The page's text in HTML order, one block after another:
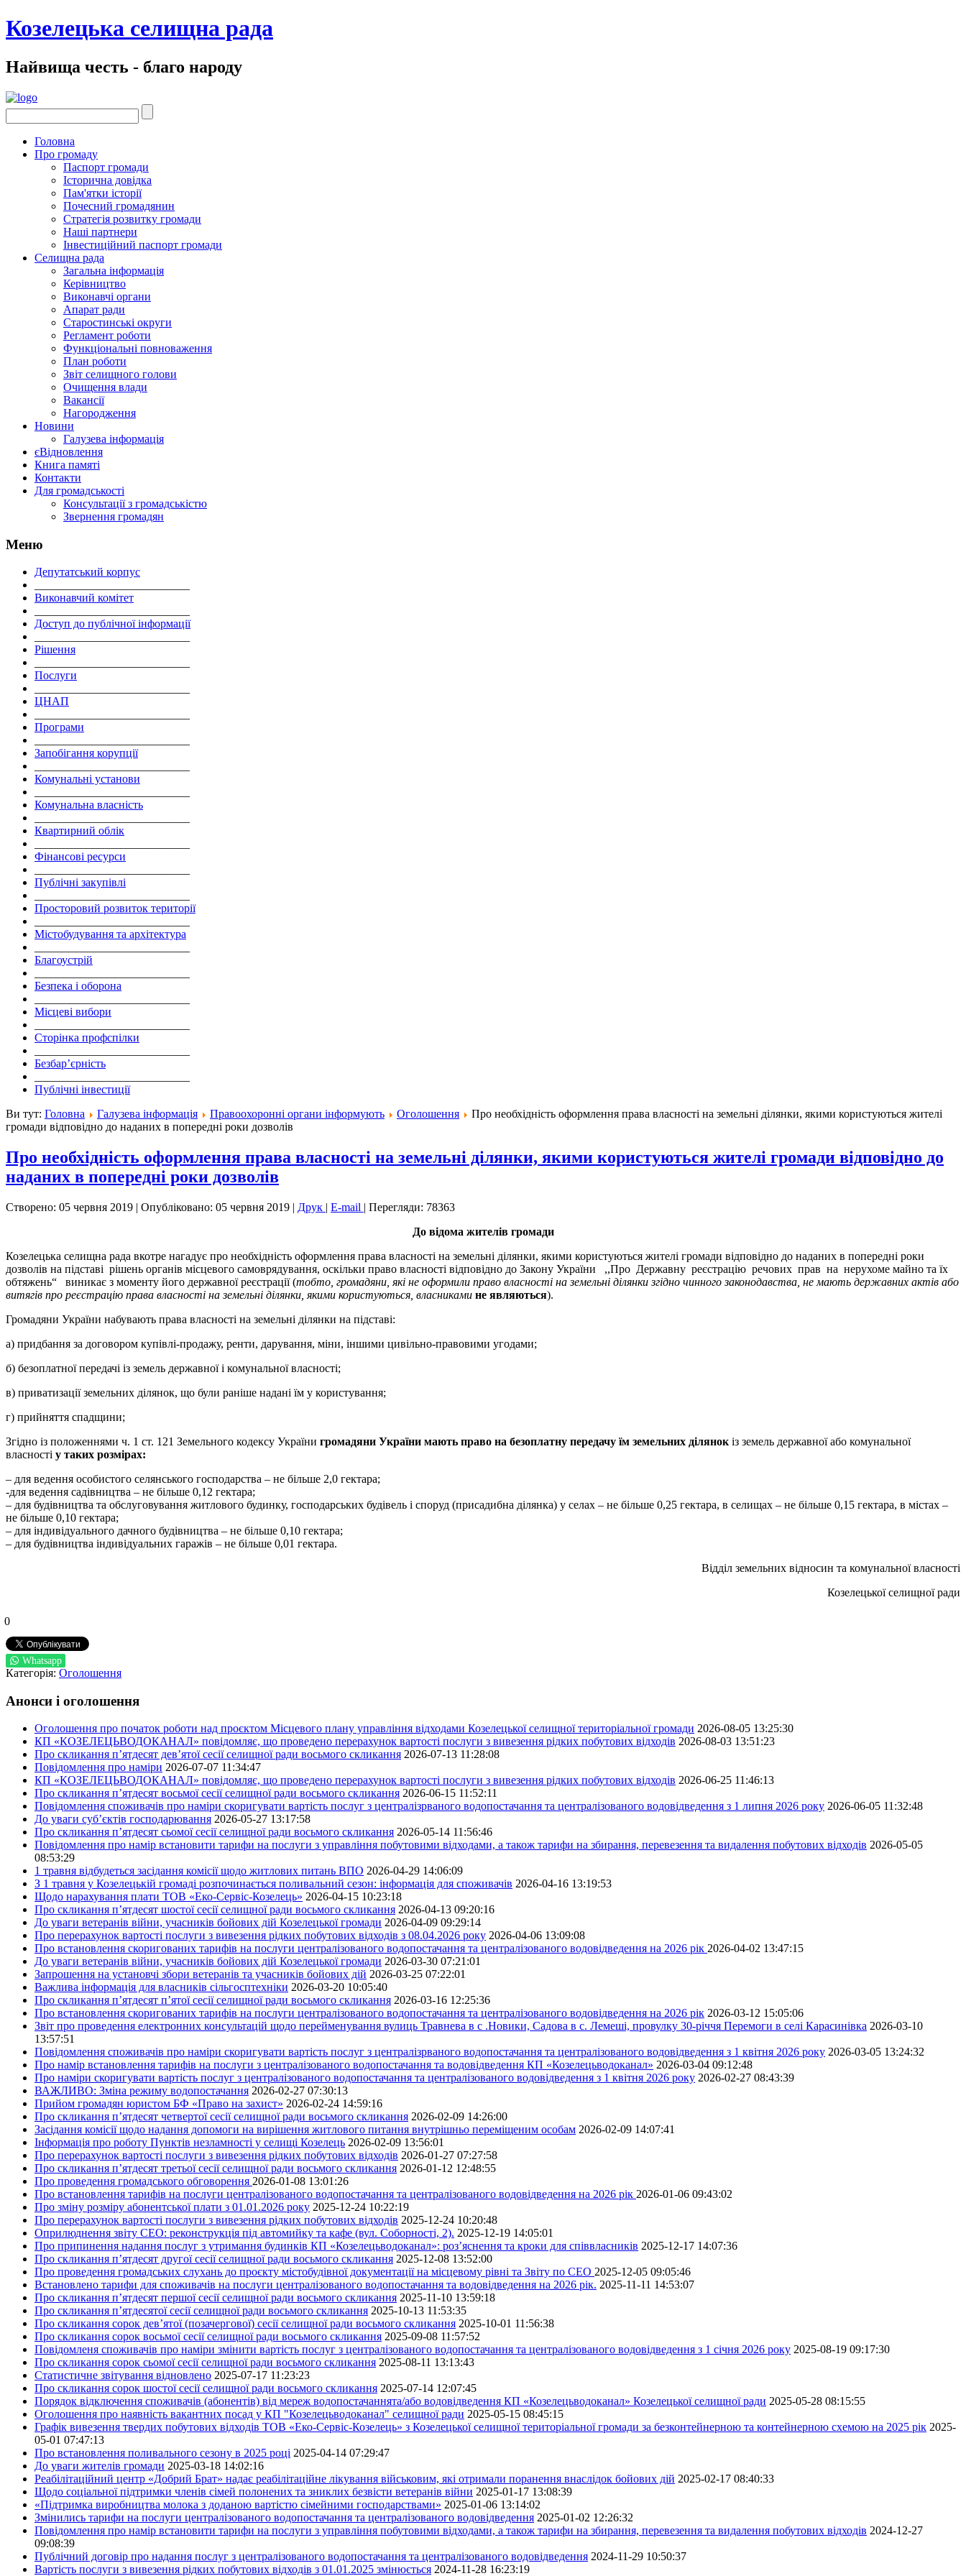
Козелецька селищна рада
Найвища честь - благо народу
Головна
Про громаду
Паспорт громади
Історична довідка
Пам'ятки історії
Почесний громадянин
Стратегія розвитку громади
Наші партнери
Інвестиційний паспорт громади
Селищна рада
Загальна інформація
Керівництво
Виконавчі органи
Апарат ради
Старостинські округи
Регламент роботи
Функціональні повноваження
План роботи
Звіт селищного голови
Очищення влади
Вакансії
Нагородження
Новини
Галузева інформація
єВідновлення
Книга памяті
Контакти
Для громадськості
Консультації з громадськістю
Звернення громадян
Меню
Депутатський корпус
Виконавчий комітет
Доступ до публічної інформації
Рішення
Послуги
ЦНАП
Програми
Запобігання корупції
Комунальні установи
Комунальна власність
Квартирний облік
Фінансові ресурси
Публічні закупівлі
Просторовий розвиток території
Містобудування та архітектура
Благоустрій
Безпека і оборона
Місцеві вибори
Сторінка профспілки
Безбар’єрність
Публічні інвестиції
Ви тут: Головна Галузева інформація Правоохоронні органи інформують Оголошення
Про необхідність оформлення права власності на земельні ділянки, якими користуються жителі
громади відповідно до наданих в попередні роки дозволів
Про необхідність оформлення права власності на земельні ділянки, якими користуються жителі громади відповідно до
наданих в попередні роки дозволів
Створено: 05 червня 2019 | Опубліковано: 05 червня 2019 | Друк | E-mail | Перегляди: 78363
До відома жителів громади
Козелецька селищна рада вкотре нагадує про необхідність оформлення права власності на земельні ділянки, якими користуються жителі громади відповідно до наданих в попередні роки
дозволів на підставі рішень органів місцевого самоврядування, оскільки право власності відповідно до Закону України ,,Про Державну реєстрацію речових прав на нерухоме майно та їх
обтяжень“ виникає з моменту його державної реєстрації (тобто, громадяни які не оформили право власності на земельні ділянки згідно чинного законодавства, не мають державних актів або
витягів про реєстрацію права власності на земельні ділянки якими користуються, власниками не являються).
Громадяни України набувають права власності на земельні ділянки на підставі:
а) придбання за договором купівлі-продажу, ренти, дарування, міни, іншими цивільно-правовими угодами;
б) безоплатної передачі із земель державної і комунальної власності;
в) приватизації земельних ділянок, що були раніше надані їм у користування;
г) прийняття спадщини;
Згідно із положеннями ч. 1 ст. 121 Земельного кодексу України громадяни України мають право на безоплатну передачу їм земельних ділянок із земель державної або комунальної
власності у таких розмірах:
– для ведення особистого селянського господарства – не більше 2,0 гектара;
-для ведення садівництва – не більше 0,12 гектара;
– для будівництва та обслуговування житлового будинку, господарських будівель і споруд (присадибна ділянка) у селах – не більше 0,25 гектара, в селищах – не більше 0,15 гектара, в містах –
не більше 0,10 гектара;
– для індивідуального дачного будівництва – не більше 0,10 гектара;
– для будівництва індивідуальних гаражів – не більше 0,01 гектара.
Відділ земельних відносин та комунальної власності
Козелецької селищної ради
0
Whatsapp
Категорія: Оголошення
Анонси і оголошення
Оголошення про початок роботи над проєктом Місцевого плану управління відходами Козелецької селищної територіальної громади 2026-08-05 13:25:30
КП «КОЗЕЛЕЦЬВОДОКАНАЛ» повідомляє, що проведено перерахунок вартості послуги з вивезення рідких побутових відходів 2026-08-03 13:51:23
Про скликання п’ятдесят дев’ятої сесії селищної ради восьмого скликання 2026-07-13 11:28:08
Повідомлення про наміри 2026-07-07 11:34:47
КП «КОЗЕЛЕЦЬВОДОКАНАЛ» повідомляє, що проведено перерахунок вартості послуги з вивезення рідких побутових відходів 2026-06-25 11:46:13
Про скликання п’ятдесят восьмої сесії селищної ради восьмого скликання 2026-06-15 11:52:11
Повідомлення споживачів про наміри скоригувати вартість послуг з централізрваного водопостачання та централізованого водовідведення з 1 липня 2026 року 2026-06-05 11:32:48
До уваги суб’єктів господарювання 2026-05-27 13:17:58
Про скликання п’ятдесят сьомої сесії селищної ради восьмого скликання 2026-05-14 11:56:46
Повідомлення про намір встановити тарифи на послуги з управління побутовими відходами, а також тарифи на збирання, перевезення та видалення побутових відходів 2026-05-05
08:53:29
1 травня відбудеться засідання комісії щодо житлових питань ВПО 2026-04-29 14:06:09
З 1 травня у Козелецькій громаді розпочинається поливальний сезон: інформація для споживачів 2026-04-16 13:19:53
Щодо нарахування плати ТОВ «Еко-Сервіс-Козелець» 2026-04-15 10:23:18
Про скликання п’ятдесят шостої сесії селищної ради восьмого скликання 2026-04-13 09:20:16
До уваги ветеранів війни, учасників бойових дій Козелецької громади 2026-04-09 09:29:14
Про перерахунок вартості послуги з вивезення рідких побутових відходів з 08.04.2026 року 2026-04-06 13:09:08
Про встановлення скоригованих тарифів на послуги централізованого водопостачання та централізованого водовідведення на 2026 рік 2026-04-02 13:47:15
До уваги ветеранів війни, учасників бойових дій Козелецької громади 2026-03-30 07:21:01
Запрошення на установчі збори ветеранів та учасників бойових дій 2026-03-25 07:22:01
Важлива інформація для власників сільгосптехніки 2026-03-20 10:05:40
Про скликання п’ятдесят п’ятої сесії селищної ради восьмого скликання 2026-03-16 12:25:36
Про встановлення скоригованих тарифів на послуги централізованого водопостачання та централізованого водовідведення на 2026 рік 2026-03-12 15:05:06
Звіт про проведення електронних консультацій щодо перейменування вулиць Травнева в с .Новики, Садова в с. Лемеші, провулку 30-річчя Перемоги в селі Карасинівка 2026-03-10
13:57:51
Повідомлення споживачів про наміри скоригувати вартість послуг з централізрваного водопостачання та централізованого водовідведення з 1 квітня 2026 року 2026-03-05 13:24:32
Про намір встановлення тарифів на послуги з централізованого водопостачання та водовідведення КП «Козелецьводоканал» 2026-03-04 09:12:48
Про наміри скоригувати вартість послуг з централізованого водопостачання та централізованого водовідведення з 1 квітня 2026 року 2026-02-27 08:43:39
ВАЖЛИВО: Зміна режиму водопостачання 2026-02-27 07:30:13
Прийом громадян юристом БФ «Право на захист» 2026-02-24 14:59:16
Про скликання п’ятдесят четвертої сесії селищної ради восьмого скликання 2026-02-09 14:26:00
Засідання комісії щодо надання допомоги на вирішення житлового питання внутрішньо переміщеним особам 2026-02-09 14:07:41
Інформація про роботу Пунктів незламності у селищі Козелець 2026-02-09 13:56:01
Про перерахунок вартості послуги з вивезення рідких побутових відходів 2026-01-27 07:27:58
Про скликання п’ятдесят третьої сесії селищної ради восьмого скликання 2026-01-12 12:48:55
Про проведення громадського обговорення 2026-01-08 13:01:26
Про встановлення тарифів на послуги централізованого водопостачання та централізованого водовідведення на 2026 рік 2026-01-06 09:43:02
Про зміну розміру абонентської плати з 01.01.2026 року 2025-12-24 10:22:19
Про перерахунок вартості послуги з вивезення рідких побутових відходів 2025-12-24 10:20:48
Оприлюднення звіту СЕО: реконструкція під автомийку та кафе (вул. Соборності, 2). 2025-12-19 14:05:01
Про припинення надання послуг з утримання будинків КП «Козелецьводоканал»: роз’яснення та кроки для співвласників 2025-12-17 14:07:36
Про скликання п’ятдесят другої сесії селищної ради восьмого скликання 2025-12-08 13:52:00
Про проведення громадських слухань до проєкту містобудівної документації на місцевому рівні та Звіту по СЕО 2025-12-05 09:05:46
Встановлено тарифи для споживачів на послуги централізованого водопостачання та водовідведення на 2026 рік. 2025-11-11 14:53:07
Про скликання п’ятдесят першої сесії селищної ради восьмого скликання 2025-11-10 13:59:18
Про скликання п’ятдесятої сесії селищної ради восьмого скликання 2025-10-13 11:53:35
Про скликання сорок дев’ятої (позачергової) сесії селищної ради восьмого скликання 2025-10-01 11:56:38
Про скликання сорок восьмої сесії селищної ради восьмого скликання 2025-09-08 11:57:52
Повідомленя споживачів про наміри змінити вартість послуг з централізованого водопостачання та централізованого водовідведення з 1 січня 2026 року 2025-08-19 09:17:30
Про скликання сорок сьомої сесії селищної ради восьмого скликання 2025-08-11 13:13:43
Статистичне звітування відновлено 2025-07-17 11:23:23
Про скликання сорок шостої сесії селищної ради восьмого скликання 2025-07-14 12:07:45
Порядок відключення споживачів (абонентів) від мереж водопостачаннята/або водовідведення КП «Козелецьводоканал» Козелецької селищної ради 2025-05-28 08:15:55
Оголошення про наявність вакантних посад у КП "Козелецьводоканал" селищної ради 2025-05-15 08:45:15
Графік вивезення твердих побутових відходів ТОВ «Еко-Сервіс-Козелець» з Козелецької селищної територіальної громади за безконтейнерною та контейнерною схемою на 2025 рік 2025-
05-01 07:47:13
Про встановлення поливального сезону в 2025 році 2025-04-14 07:29:47
До уваги жителів громади 2025-03-18 14:02:16
Реабілітаційний центр «Добрий Брат» надає реабілітаційне лікування військовим, які отримали поранення внаслідок бойових дій 2025-02-17 08:40:33
Щодо соціальної підтримки членів сімей полонених та зниклих безвісти ветеранів війни 2025-01-17 13:08:39
«Підтримка виробництва молока з доданою вартістю сімейними господарствами» 2025-01-06 13:14:02
Змінились тарифи на послуги централізованого водопостачання та централізованого водовідведення 2025-01-02 12:26:32
Повідомлення про намір встановити тарифи на послуги з управління побутовими відходами, а також тарифи на збирання, перевезення та видалення побутових відходів 2024-12-27
09:08:39
Публічний договір про надання послуг з централізованого водопостачання та централізованого водовідведення 2024-11-29 10:50:37
Вартість послуги з вивезення рідких побутових відходів з 01.01.2025 змінюється 2024-11-28 16:23:19